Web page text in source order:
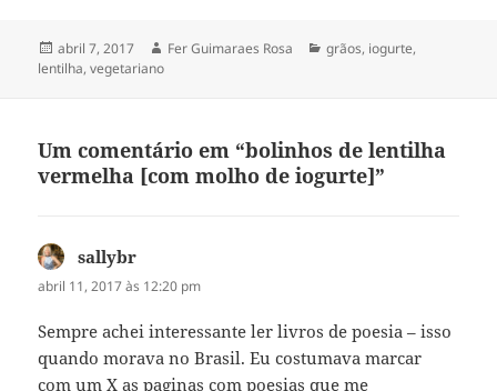
Publicado
em
abril 7, 2017 Autor
Fer Guimaraes Rosa Categorias
grãos, iogurte,
lentilha,vegetariano
Um comentário em “bolinhos de lentilha
vermelha [com molho de iogurte]”
sallybr
abril 11, 2017 às 12:20 pm
Sempre achei interessante ler livros de poesia – isso
quando morava no Brasil. Eu costumava marcar
com um X as paginas com poesias que me